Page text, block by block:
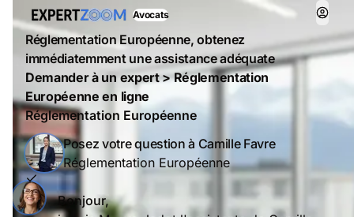
Avocats
Réglementation Européenne, obtenez
immédiatemment une assistance adéquate
Demander à un expert > Réglementation
Européenne en ligne
Réglementation Européenne
Posez votre question à Camille Favre
Réglementation Européenne
Bonjour,